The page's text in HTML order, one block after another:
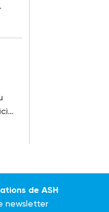
de ASH
newsletter